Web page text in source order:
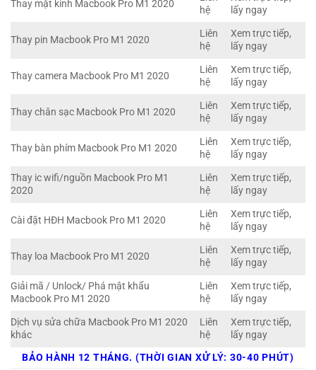
Thay mặt kính Macbook Pro M1 2020
hệ
lấy ngay
Thay pin Macbook Pro M1 2020
Liên
hệ
Xem trực tiếp,
lấy ngay
Thay camera Macbook Pro M1 2020
Liên
hệ
Xem trực tiếp,
lấy ngay
Thay chân sạc Macbook Pro M1 2020
Liên
hệ
Xem trực tiếp,
lấy ngay
Thay bàn phím Macbook Pro M1 2020
Liên
hệ
Xem trực tiếp,
lấy ngay
Thay ic wifi/nguồn Macbook Pro M1
2020
Liên
hệ
Xem trực tiếp,
lấy ngay
Cài đặt HĐH Macbook Pro M1 2020
Liên
hệ
Xem trực tiếp,
lấy ngay
Thay loa Macbook Pro M1 2020
Liên
hệ
Xem trực tiếp,
lấy ngay
Giải mã / Unlock/ Phá mật khẩu
Macbook Pro M1 2020
Liên
hệ
Xem trực tiếp,
lấy ngay
Dịch vụ sửa chữa Macbook Pro M1 2020
khác
Liên
hệ
Xem trực tiếp,
lấy ngay
BẢO HÀNH 12 THÁNG. (THỜI GIAN XỬ LÝ: 30-40 PHÚT)